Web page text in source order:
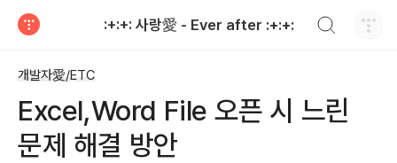
:+:+: 사랑愛 - Ever after :+:+:
개발자愛/ETC
Excel,Word File 오픈 시 느린
문제 해결 방안